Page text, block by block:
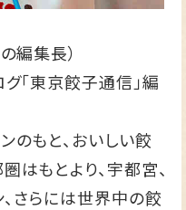
編集長）
グ「東京餃子通信」編
のもと、おいしい餃
はもとより、宇都宮、
さらには世界中の餃